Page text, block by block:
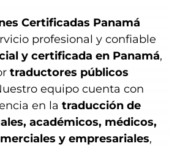
Certificadas Panamá
profesional y confiable
y certificada en Panamá,
traductores públicos
equipo cuenta con
en la traducción de
académicos, médicos,
y empresariales,